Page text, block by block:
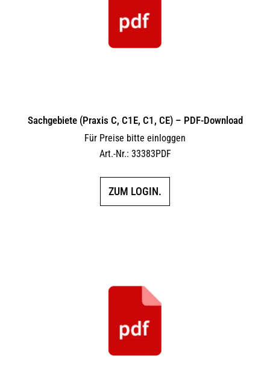
Sachgebiete (Praxis C, C1E, C1, CE) – PDF-Download
Für Preise bitte einloggen
Art.-Nr.: 33383PDF
ZUM LOGIN.